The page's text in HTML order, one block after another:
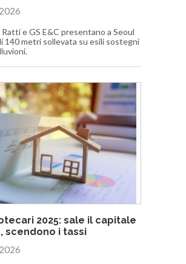
e GS E&C presentano a Seoul
140 metri sollevata su esili sostegni
2025: sale il capitale
scendono i tassi